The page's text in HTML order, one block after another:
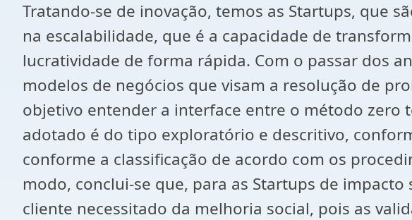
Tratando-se de inovação, temos as Startups, que
na escalabilidade, que é a capacidade de
lucratividade de forma rápida. Com o passar dos
modelos de negócios que visam a resolução de
objetivo entender a interface entre o método zero
adotado é do tipo exploratório e descritivo,
conforme a classificação de acordo com os
modo, conclui-se que, para as Startups de
cliente necessitado da melhoria social, pois as